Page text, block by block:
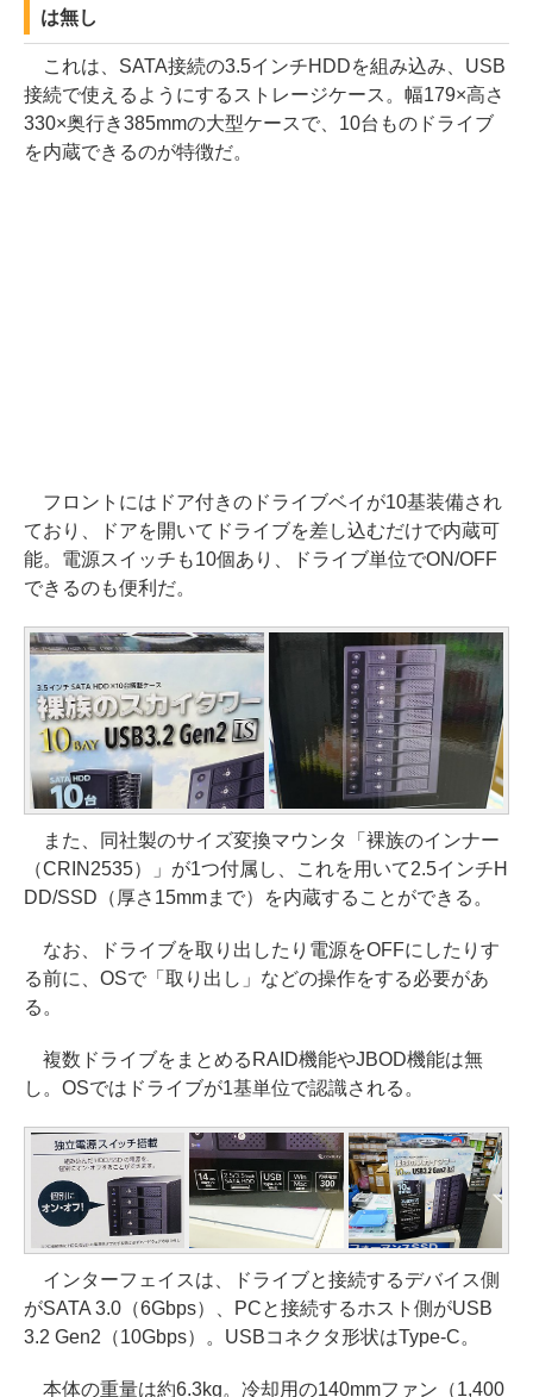
は無し
これは、SATA接続の3.5インチHDDを組み込み、USB
接続で使えるようにするストレージケース。幅179×高さ
330×奥行き385mmの大型ケースで、10台ものドライブ
を内蔵できるのが特徴だ。
フロントにはドア付きのドライブベイが10基装備され
ており、ドアを開いてドライブを差し込むだけで内蔵可
能。電源スイッチも10個あり、ドライブ単位でON/OFF
できるのも便利だ。
また、同社製のサイズ変換マウンタ「裸族のインナー
（CRIN2535）」が1つ付属し、これを用いて2.5インチH
DD/SSD（厚さ15mmまで）を内蔵することができる。
なお、ドライブを取り出したり電源をOFFにしたりす
る前に、OSで「取り出し」などの操作をする必要があ
る。
複数ドライブをまとめるRAID機能やJBOD機能は無
し。OSではドライブが1基単位で認識される。
インターフェイスは、ドライブと接続するデバイス側
がSATA 3.0（6Gbps）、PCと接続するホスト側がUSB
3.2 Gen2（10Gbps）。USBコネクタ形状はType-C。
本体の重量は約6.3kg。冷却用の140mmファン（1,400